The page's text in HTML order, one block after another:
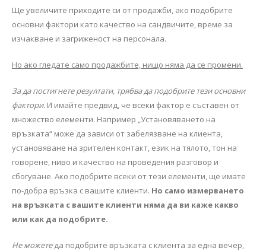
Ще увеличите приходите си от продажби, ако подобрите
основни фактори като качество на сандвичите, време за
изчакване и загриженост на персонала.
Но ако гледате само продажбите, нищо няма да се промени.
За да постигнете резултати, трябва да подобрите тези основни
фактори. И имайте предвид, че всеки фактор е съставен от
множество елементи. Например „Установяването на
връзката“ може да зависи от забелязване на клиента,
установяване на зрителен контакт, език на тялото, тон на
говорене, ниво и качество на проведения разговор и
сбогуване. Ако подобрите всеки от тези елементи, ще имате
по-добра връзка с вашите клиенти. Но само измерването
на връзката с вашите клиенти няма да ви каже какво
или как да подобрите.
Не можетеда подобрите връзката с клиента за една вечер,